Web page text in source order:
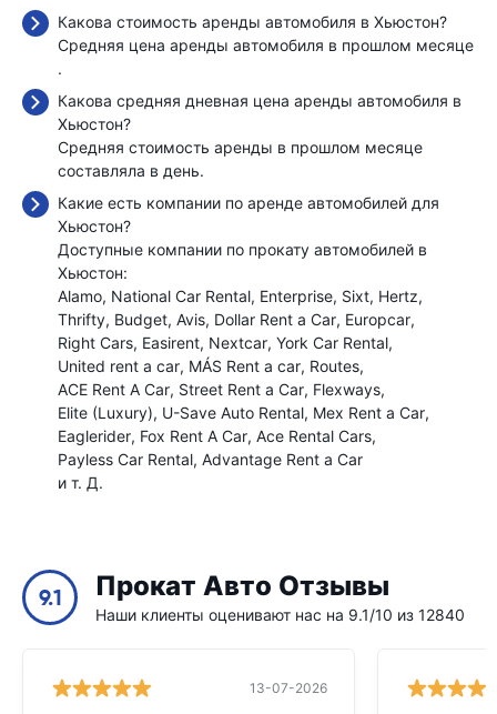
Какова стоимость аренды автомобиля в Хьюстон?
Средняя цена аренды автомобиля в прошлом месяце
.
Какова средняя дневная цена аренды автомобиля в
Хьюстон?
Средняя стоимость аренды в прошлом месяце
составляла в день.
Какие есть компании по аренде автомобилей для
Хьюстон?
Доступные компании по прокату автомобилей в
Хьюстон:
Alamo National Car Rental Enterprise Sixt Hertz
Thrifty Budget Avis Dollar Rent a Car Europcar
Right Cars Easirent Nextcar York Car Rental
United rent a car MÁS Rent a car Routes
ACE Rent A Car Street Rent a Car Flexways
Elite (Luxury) U-Save Auto Rental Mex Rent a Car
Eaglerider Fox Rent A Car Ace Rental Cars
Payless Car Rental Advantage Rent a Car
и т. Д.
9.1 Прокат Авто Отзывы
Наши клиенты оценивают нас на 9.1/10 из 12840
13-07-2026